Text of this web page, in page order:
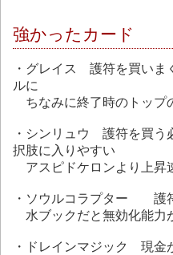
強かったカード
・グレイス 護符を買いま
ルに
ちなみに終了時のトップ
・シンリュウ 護符を買う
択肢に入りやすい
アスピドケロンより上昇
・ソウルコラプター 護
水ブックだと無効化能力
・ドレインマジック 現金